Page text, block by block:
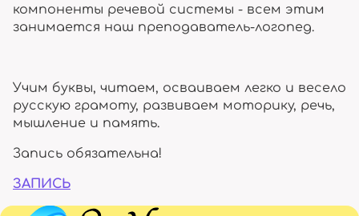
компоненты речевой системы - всем этим
занимается наш преподаватель-логопед.
Учим буквы, читаем, осваиваем легко и весело
русскую грамоту, развиваем моторику, речь,
мышление и память.
Запись обязательна!
ЗАПИСЬ